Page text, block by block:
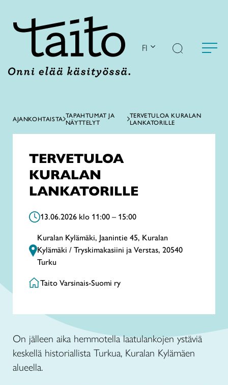
FI
AJANKOHTAISTA TAPAHTUMAT JA
NÄYTTELYT
TERVETULOA KURALAN
LANKATORILLE
TERVETULOA
KURALAN
LANKATORILLE
13.06.2026 klo 11:00 – 15:00
Kuralan Kylämäki, Jaanintie 45, Kuralan
Kylämäki / Tryskimakasiini ja Verstas, 20540
Turku
Taito Varsinais-Suomi ry
On jälleen aika hemmotella laatulankojen ystäviä
keskellä historiallista Turkua, Kuralan Kylämäen
alueella.